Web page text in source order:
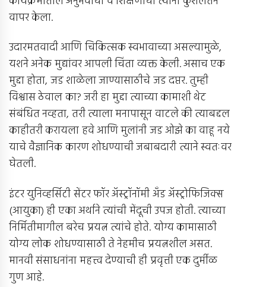
वापर केला.
उदारमतवादी आणि चिकित्सक स्वभावाच्या असल्यामुळे,
यशने अनेक मुद्यांवर आपली चिंता व्यक्त केली. असाच एक
मुद्दा होता, जड शाळेला जाण्यासाठीचे जड दप्तर. तुम्ही
विश्वास ठेवाल का? जरी हा मुद्दा त्याच्या कामाशी थेट
संबंधित नव्हता, तरी त्याला मनापासून वाटले की त्याबद्दल
काहीतरी करायला हवे आणि मुलांनी जड ओझे का वाहू नये
याचे वैज्ञानिक कारण शोधण्याची जबाबदारी त्याने स्वतःवर
घेतली.
इंटर युनिव्हर्सिटी सेंटर फॉर अ‍ॅस्ट्रॉनॉमी अँड अ‍ॅस्ट्रोफिजिक्स
(आयुका) ही एका अर्थाने त्यांची मेंदूची उपज होती. त्याच्या
निर्मितीमागील बरेच प्रयत्न त्यांचे होते. योग्य कामासाठी
योग्य लोक शोधण्यासाठी ते नेहमीच प्रयत्नशील असत.
मानवी संसाधनांना महत्त्व देण्याची ही प्रवृत्ती एक दुर्मीळ
गुण आहे.